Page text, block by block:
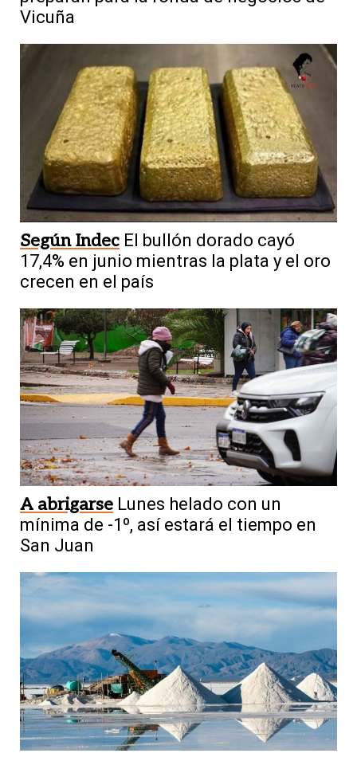
Vicuña
Según Indec El bullón dorado cayó
17,4% en junio mientras la plata y el oro
crecen en el país
A abrigarse Lunes helado con un
mínima de -1º, así estará el tiempo en
San Juan